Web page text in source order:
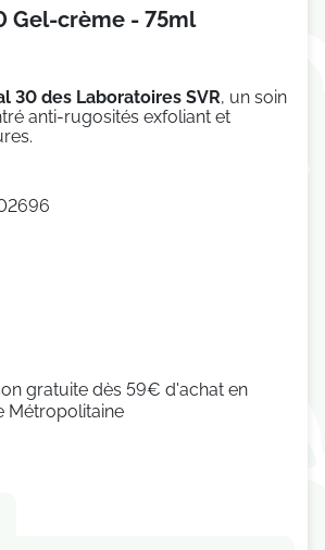
Gel-crème - 75ml
30 des Laboratoires SVR, un soin
anti-rugosités exfoliant et
gratuite dès 59€ d'achat en
Métropolitaine